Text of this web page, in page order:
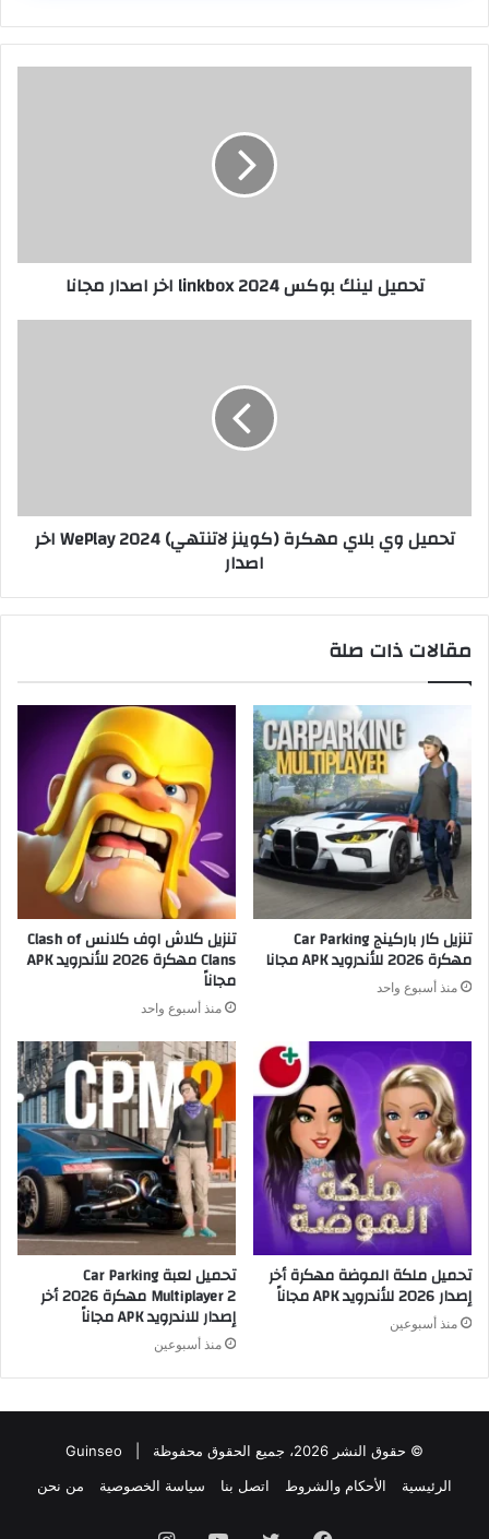
تحميل لينك بوكس 2024 linkbox اخر اصدار مجانا
تحميل وي بلاي مهكرة (كوينز لاتنتهي) 2024 WePlay اخر
اصدار
مقالات ذات صلة
تنزيل كار باركينج Car Parking
مهكرة 2026 للأندرويد APK مجانا
منذ أسبوع واحد
تنزيل كلاش اوف كلانس Clash of
Clans مهكرة 2026 للأندرويد APK
مجاناً
منذ أسبوع واحد
تحميل ملكة الموضة مهكرة أخر
إصدار 2026 للأندرويد APK مجاناً
منذ أسبوعين
تحميل لعبة Car Parking
Multiplayer 2 مهكرة 2026 أخر
إصدار للاندرويد APK مجاناً
منذ أسبوعين
© حقوق النشر 2026، جميع الحقوق محفوظة |
Guinseo
الرئيسية
الأحكام والشروط اتصل بنا سياسة الخصوصية من نحن